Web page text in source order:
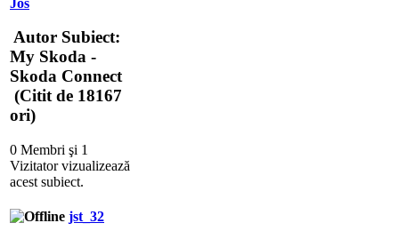
Autor Subiect:
My Skoda -
Skoda Connect
(Citit de 18167
ori)
0 Membri şi 1
Vizitator vizualizează
acest subiect.
jst_32